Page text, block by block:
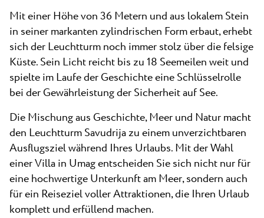
Mit einer Höhe von 36 Metern und aus lokalem Stein
in seiner markanten zylindrischen Form erbaut, erhebt
sich der Leuchtturm noch immer stolz über die felsige
Küste. Sein Licht reicht bis zu 18 Seemeilen weit und
spielte im Laufe der Geschichte eine Schlüsselrolle
bei der Gewährleistung der Sicherheit auf See.
Die Mischung aus Geschichte, Meer und Natur macht
den Leuchtturm Savudrija zu einem unverzichtbaren
Ausflugsziel während Ihres Urlaubs. Mit der Wahl
einer Villa in Umag entscheiden Sie sich nicht nur für
eine hochwertige Unterkunft am Meer, sondern auch
für ein Reiseziel voller Attraktionen, die Ihren Urlaub
komplett und erfüllend machen.